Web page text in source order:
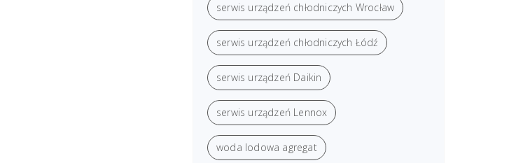
serwis urządzeń chłodniczych Wrocław
serwis urządzeń chłodniczych Łódź
serwis urządzeń Daikin
serwis urządzeń Lennox
woda lodowa agregat